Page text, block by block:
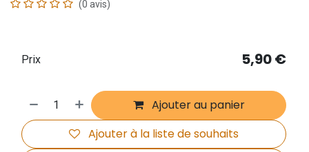
(0 avis)
Ajouter au panier
Ajouter à la liste de souhaits
Prix 5,90€